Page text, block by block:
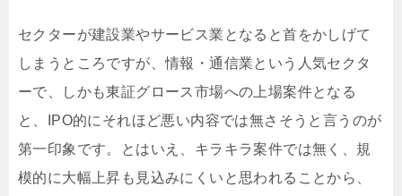
セクターが建設業やサービス業となると首をかしげて
しまうところですが、情報・通信業という人気セクタ
ーで、しかも東証グロース市場への上場案件となる
と、IPO的にそれほど悪い内容では無さそうと言うのが
第一印象です。とはいえ、キラキラ案件では無く、規
模的に大幅上昇も見込みにくいと思われることから、